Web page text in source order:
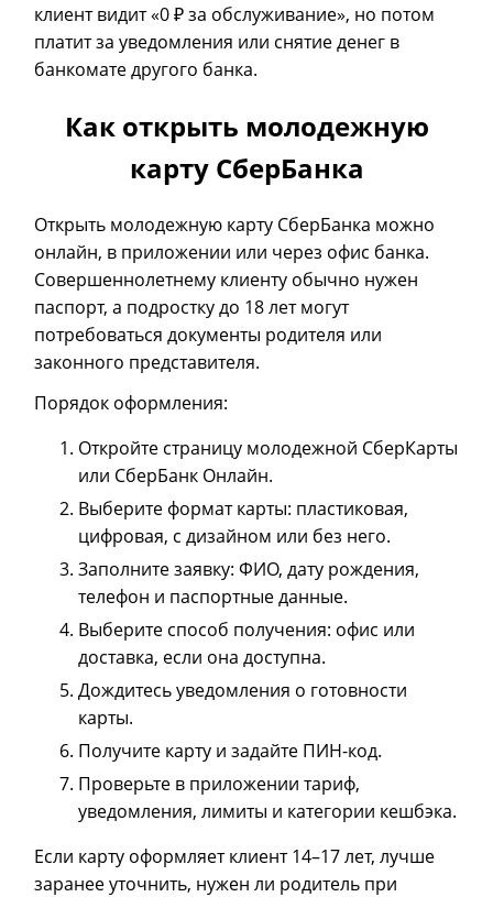
клиент видит «0 ₽ за обслуживание», но потом
платит за уведомления или снятие денег в
банкомате другого банка.
Как открыть молодежную
карту СберБанка
Открыть молодежную карту СберБанка можно
онлайн, в приложении или через офис банка.
Совершеннолетнему клиенту обычно нужен
паспорт, а подростку до 18 лет могут
потребоваться документы родителя или
законного представителя.
Порядок оформления:
Откройте страницу молодежной СберКарты
или СберБанк Онлайн.
Выберите формат карты: пластиковая,
цифровая, с дизайном или без него.
Заполните заявку: ФИО, дату рождения,
телефон и паспортные данные.
Выберите способ получения: офис или
доставка, если она доступна.
Дождитесь уведомления о готовности
карты.
Получите карту и задайте ПИН-код.
Проверьте в приложении тариф,
уведомления, лимиты и категории кешбэка.
Если карту оформляет клиент 14–17 лет, лучше
заранее уточнить, нужен ли родитель при